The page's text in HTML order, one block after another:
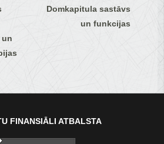
un
Domkapitula sastāvs
un funkcijas
FINANSIĀLI ATBALSTA